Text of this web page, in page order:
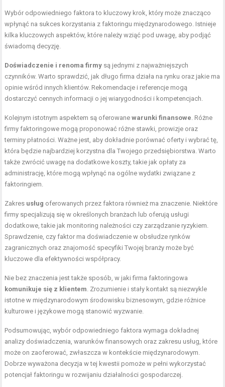
Wybór odpowiedniego faktora to kluczowy krok, który może znacząco
wpłynąć na sukces korzystania z faktoringu międzynarodowego. Istnieje
kilka kluczowych aspektów, które należy wziąć pod uwagę, aby podjąć
świadomą decyzję.
Doświadczenie i renoma firmy są jednymi z najważniejszych
czynników. Warto sprawdzić, jak długo firma działa na rynku oraz jakie ma
opinie wśród innych klientów. Rekomendacje i referencje mogą
dostarczyć cennych informacji o jej wiarygodności i kompetencjach.
Kolejnym istotnym aspektem są oferowanewarunki finansowe . Różne
firmy faktoringowe mogą proponować różne stawki, prowizje oraz
terminy płatności. Ważne jest, aby dokładnie porównać oferty i wybrać tę,
która będzie najbardziej korzystna dla Twojego przedsiębiorstwa. Warto
także zwrócić uwagę na dodatkowe koszty, takie jak opłaty za
administrację, które mogą wpłynąć na ogólne wydatki związane z
faktoringiem.
Zakres usług oferowanych przez faktora również ma znaczenie. Niektóre
firmy specjalizują się w określonych branżach lub oferują usługi
dodatkowe, takie jak monitoring należności czy zarządzanie ryzykiem.
Sprawdzenie, czy faktor ma doświadczenie w obsłudze rynków
zagranicznych oraz znajomość specyfiki Twojej branży może być
kluczowe dla efektywności współpracy.
Nie bez znaczenia jest także sposób, w jaki firma faktoringowa
komunikuje się z klientem . Zrozumienie i stały kontakt są niezwykle
istotne w międzynarodowym środowisku biznesowym, gdzie różnice
kulturowe i językowe mogą stanowić wyzwanie.
Podsumowując, wybór odpowiedniego faktora wymaga dokładnej
analizy doświadczenia, warunków finansowych oraz zakresu usług, które
może on zaoferować, zwłaszcza w kontekście międzynarodowym.
Dobrze wyważona decyzja w tej kwestii pomoże w pełni wykorzystać
potencjał faktoringu w rozwijaniu działalności gospodarczej.